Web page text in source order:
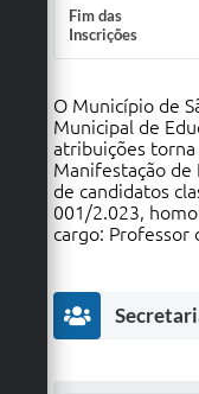
Fim das
Inscrições
O Município de
Municipal de
atribuições
Manifestação de
de candidatos
001/2.023,
cargo: Professor